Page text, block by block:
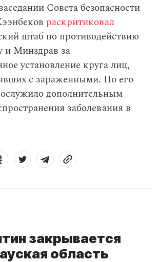
Совета безопасности
раскритиковал
штаб по противодействию
и Минздрав за
установление круга лиц,
с зараженными. По его
дополнительным
заболевания в
закрывается
область